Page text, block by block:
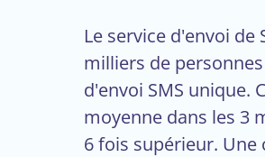
Le service d'envoi
milliers de
d'envoi SMS unique.
moyenne dans les 3
6 fois supérieur. Une